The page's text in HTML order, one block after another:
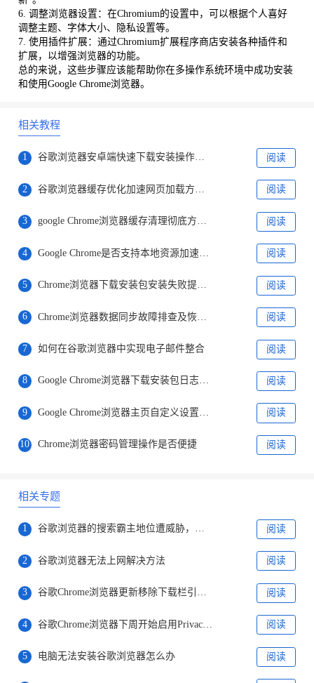
6. 调整浏览器设置：在Chromium的设置中，可以根据个人喜好
调整主题、字体大小、隐私设置等。
7. 使用插件扩展：通过Chromium扩展程序商店安装各种插件和
扩展，以增强浏览器的功能。
总的来说，这些步骤应该能帮助你在多操作系统环境中成功安装
和使用Google Chrome浏览器。
相关教程
1 谷歌浏览器安卓端快速下载安装操作方法详解 阅读
2 阅读
3 google Chrome浏览器缓存清理彻底方法与工具推荐 阅读
4 阅读
5 Chrome浏览器下载安装包安装失败提示系统不兼容 阅读
6 阅读
7 如何在谷歌浏览器中实现电子邮件整合 阅读
8 Google Chrome浏览器下载安装包日志文件查看方法 阅读
9 阅读
10 Chrome浏览器密码管理操作是否便捷 阅读
相关专题
1 谷歌浏览器的搜索霸主地位遭威胁，微软正式发布ChatGPT版搜索引擎 阅读
2 谷歌浏览器无法上网解决方法 阅读
3 谷歌Chrome浏览器更新移除下载栏引用户不满 阅读
4 谷歌Chrome浏览器下周开始启用Privacy Sandbox 阅读
5 电脑无法安装谷歌浏览器怎么办 阅读